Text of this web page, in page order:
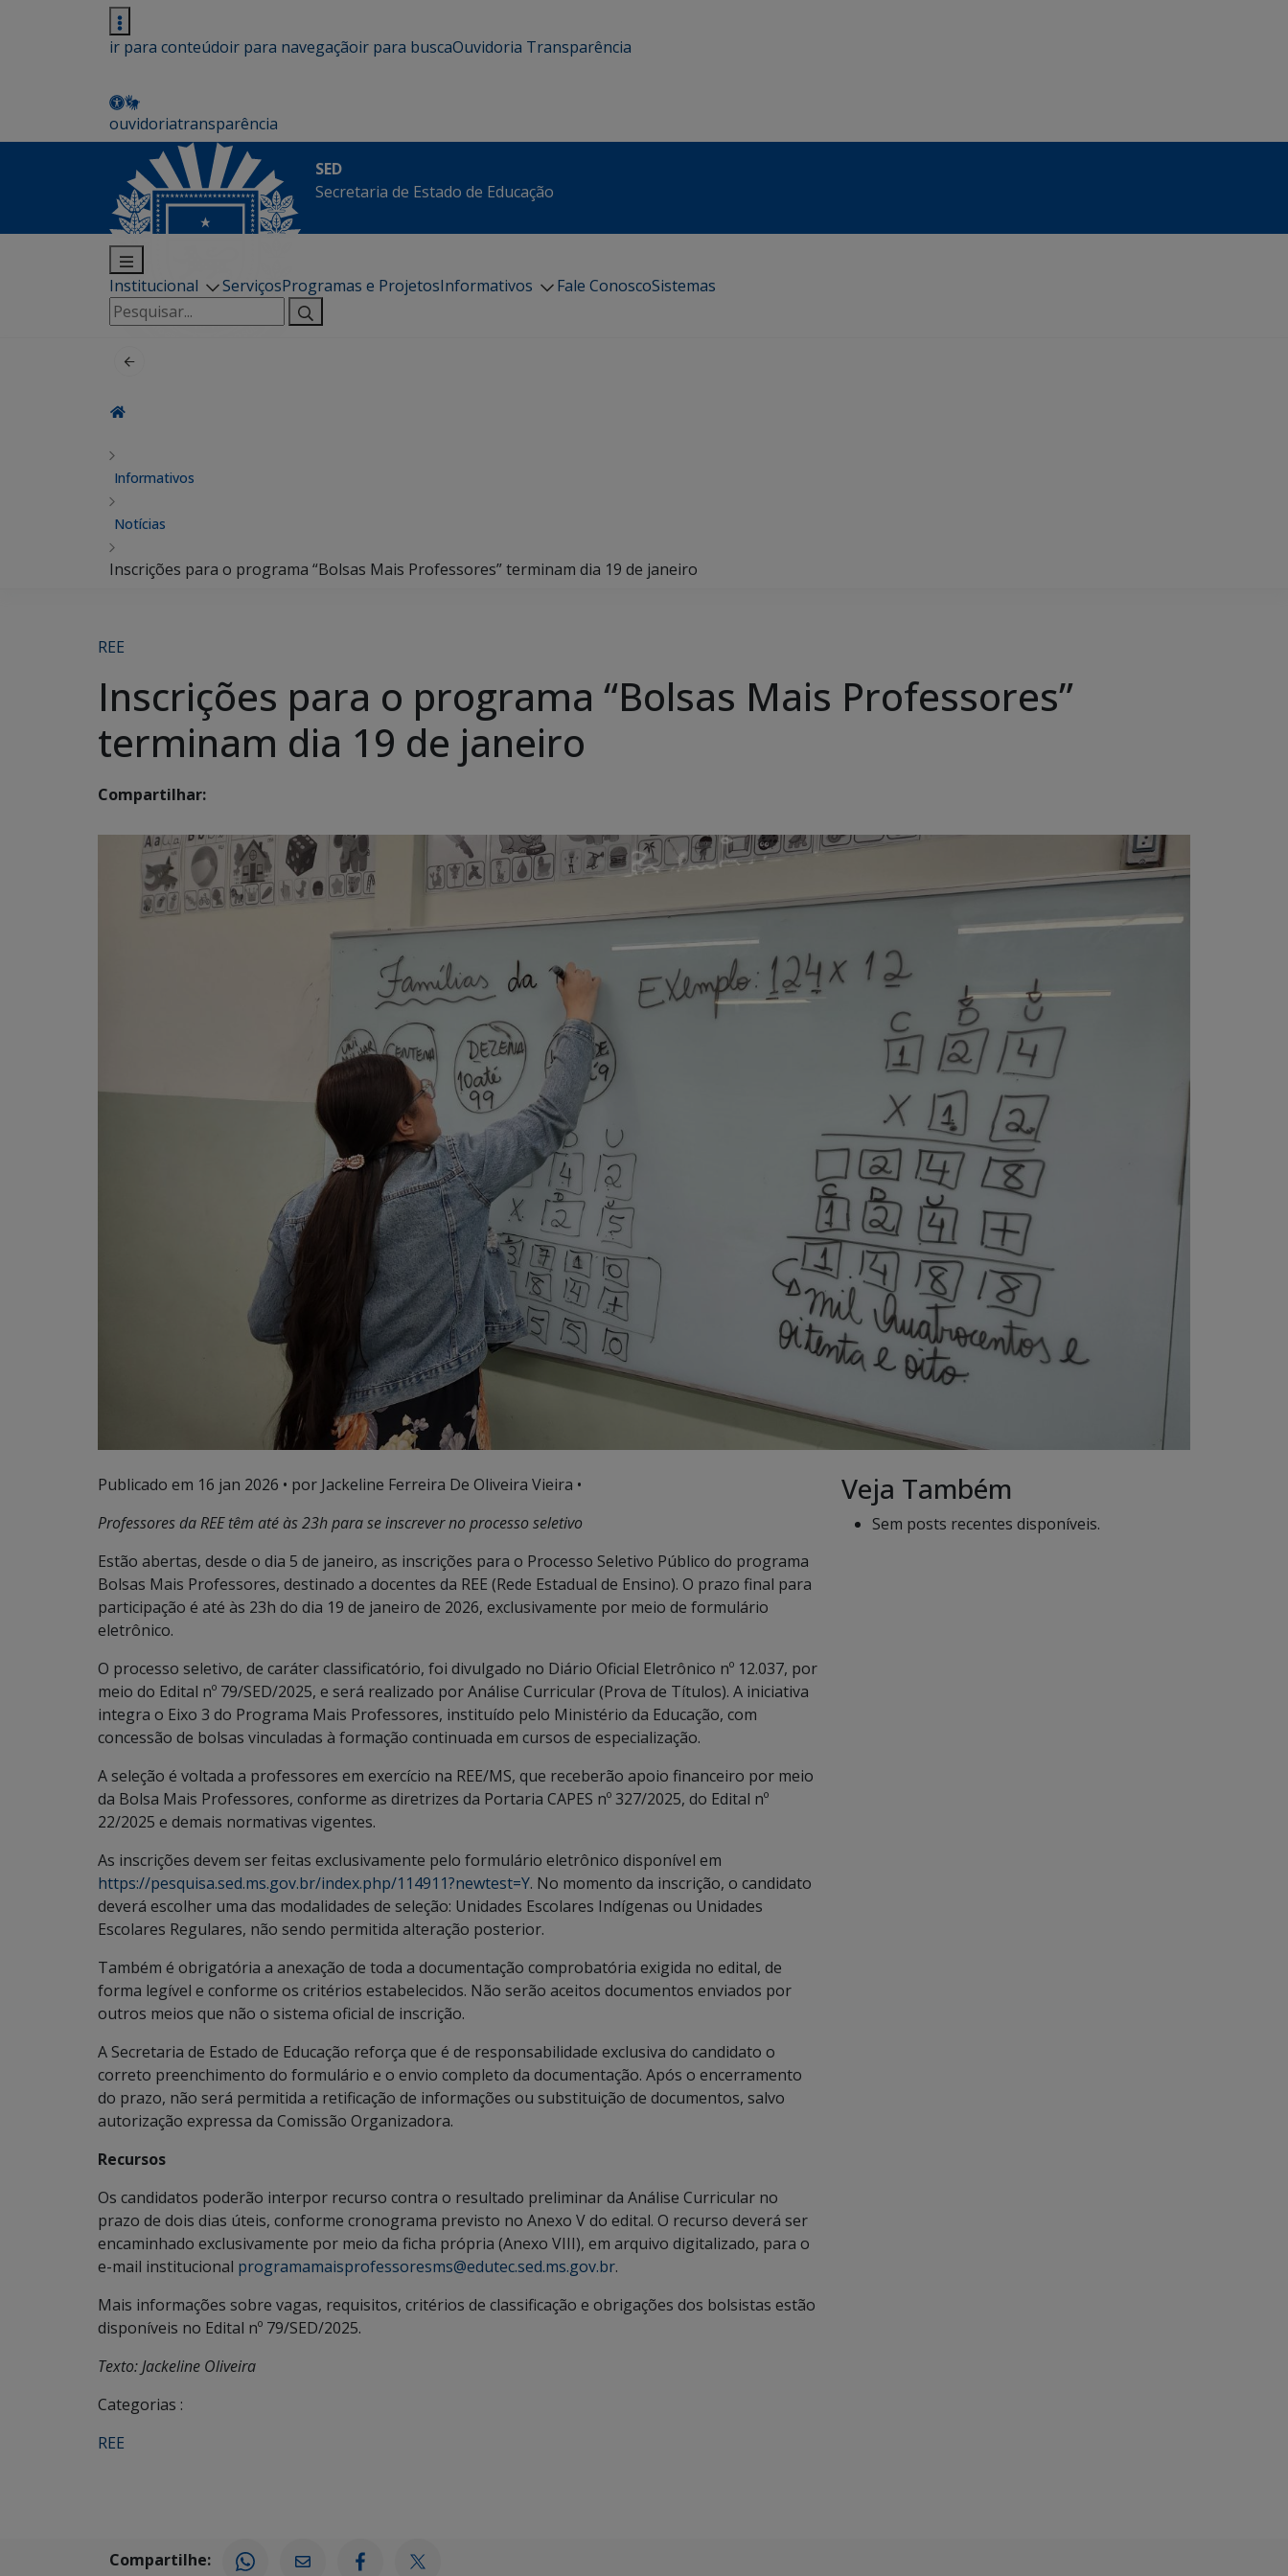
ir para conteúdoir para navegaçãoir para buscaOuvidoria Transparência
ouvidoriatransparência
SED
Secretaria de Estado de Educação
Institucional ServiçosProgramas e ProjetosInformativos Fale ConoscoSistemas
Pesquisar
por:
Informativos
Notícias
Inscrições para o programa “Bolsas Mais Professores” terminam dia 19 de janeiro
REE
Inscrições para o programa “Bolsas Mais Professores”
terminam dia 19 de janeiro
Compartilhar:
Publicado em 16 jan 2026 • por Jackeline Ferreira De Oliveira Vieira •
Professores da REE têm até às 23h para se inscrever no processo seletivo
Estão abertas, desde o dia 5 de janeiro, as inscrições para o Processo Seletivo Público do programa
Bolsas Mais Professores, destinado a docentes da REE (Rede Estadual de Ensino). O prazo final para
participação é até às 23h do dia 19 de janeiro de 2026, exclusivamente por meio de formulário
eletrônico.
O processo seletivo, de caráter classificatório, foi divulgado no Diário Oficial Eletrônico nº 12.037, por
meio do Edital nº 79/SED/2025, e será realizado por Análise Curricular (Prova de Títulos). A iniciativa
integra o Eixo 3 do Programa Mais Professores, instituído pelo Ministério da Educação, com
concessão de bolsas vinculadas à formação continuada em cursos de especialização.
A seleção é voltada a professores em exercício na REE/MS, que receberão apoio financeiro por meio
da Bolsa Mais Professores, conforme as diretrizes da Portaria CAPES nº 327/2025, do Edital nº
22/2025 e demais normativas vigentes.
As inscrições devem ser feitas exclusivamente pelo formulário eletrônico disponível em
https://pesquisa.sed.ms.gov.br/index.php/114911?newtest=Y. No momento da inscrição, o candidato
deverá escolher uma das modalidades de seleção: Unidades Escolares Indígenas ou Unidades
Escolares Regulares, não sendo permitida alteração posterior.
Também é obrigatória a anexação de toda a documentação comprobatória exigida no edital, de
forma legível e conforme os critérios estabelecidos. Não serão aceitos documentos enviados por
outros meios que não o sistema oficial de inscrição.
A Secretaria de Estado de Educação reforça que é de responsabilidade exclusiva do candidato o
correto preenchimento do formulário e o envio completo da documentação. Após o encerramento
do prazo, não será permitida a retificação de informações ou substituição de documentos, salvo
autorização expressa da Comissão Organizadora.
Recursos
Os candidatos poderão interpor recurso contra o resultado preliminar da Análise Curricular no
prazo de dois dias úteis, conforme cronograma previsto no Anexo V do edital. O recurso deverá ser
encaminhado exclusivamente por meio da ficha própria (Anexo VIII), em arquivo digitalizado, para o
e-mail institucional programamaisprofessoresms@edutec.sed.ms.gov.br.
Mais informações sobre vagas, requisitos, critérios de classificação e obrigações dos bolsistas estão
disponíveis no Edital nº 79/SED/2025.
Texto: Jackeline Oliveira
Categorias :
REE
Veja Também
Sem posts recentes disponíveis.
Compartilhe: